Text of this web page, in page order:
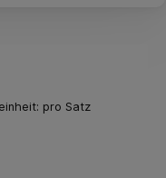
pro Satz